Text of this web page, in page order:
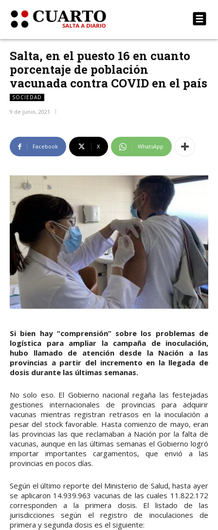
Salta, en el puesto 16 en cuanto
porcentaje de población
vacunada contra COVID en el país
SOCIEDAD
9 de junio, 2021
Facebook X WhatsApp
Si bien hay “comprensión” sobre los problemas de
logística para ampliar la campaña de inoculación,
hubo llamado de atención desde la Nación a las
provincias a partir del incremento en la llegada de
dosis durante las últimas semanas.
No solo eso. El Gobierno nacional regaña las festejadas
gestiones internacionales de provincias para adquirir
vacunas mientras registran retrasos en la inoculación a
pesar del stock favorable. Hasta comienzo de mayo, eran
las provincias las que reclamaban a Nación por la falta de
vacunas, aunque en las últimas semanas el Gobierno logró
importar importantes cargamentos, que envió a las
provincias en pocos días.
Según el último reporte del Ministerio de Salud, hasta ayer
se aplicaron 14.939.963 vacunas de las cuales 11.822.172
corresponden a la primera dosis. El listado de las
jurisdicciones según el registro de inoculaciones de
primera y segunda dosis es el siguiente: